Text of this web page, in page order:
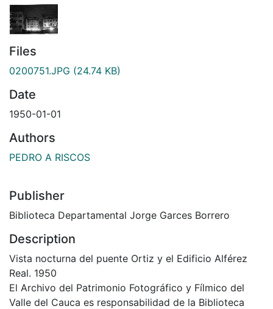
Files
0200751.JPG (24.74 KB)
Date
1950-01-01
Authors
PEDRO A RISCOS
Publisher
Biblioteca Departamental Jorge Garces Borrero
Description
Vista nocturna del puente Ortiz y el Edificio Alférez
Real. 1950
El Archivo del Patrimonio Fotográfico y Fílmico del
Valle del Cauca es responsabilidad de la Biblioteca